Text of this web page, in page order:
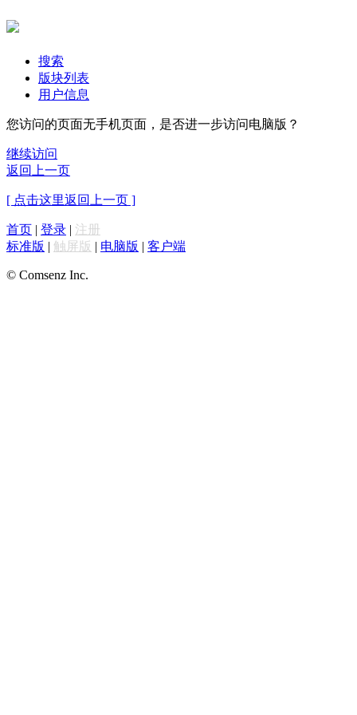
搜索
版块列表
用户信息
您访问的页面无手机页面，是否进一步访问电脑版？
继续访问
返回上一页
[ 点击这里返回上一页 ]
首页 | 登录 | 注册
标准版 | 触屏版 | 电脑版 | 客户端
© Comsenz Inc.